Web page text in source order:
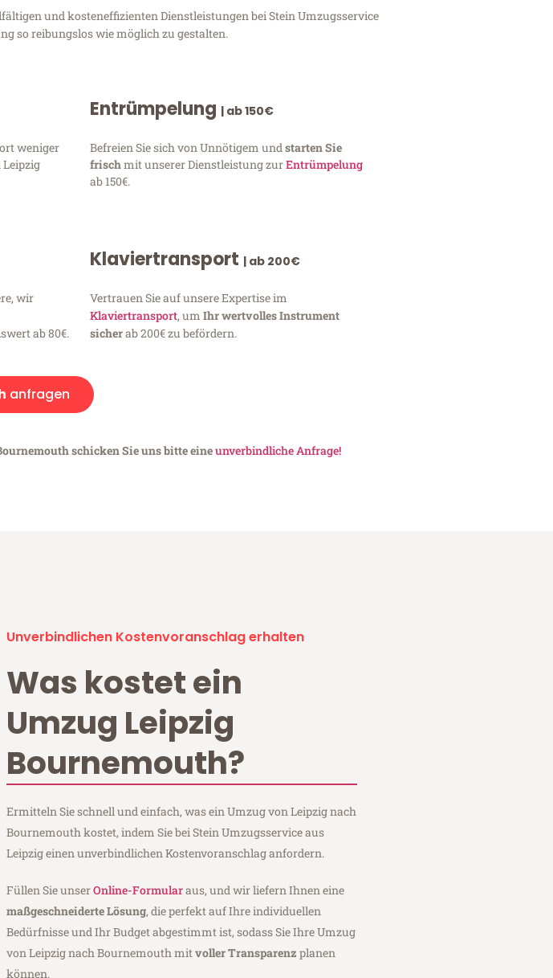
und kosteneffizienten Dienstleistungen bei Stein Umzugsservice
so reibungslos wie möglich zu gestalten.
weniger
Leipzig
Entrümpelung | ab 150€
Befreien Sie sich von Unnötigem und starten Sie
frischmit unserer Dienstleistung zurEntrümpelung
ab 150€.
wir
ab 80€.
Klaviertransport | ab 200€
Vertrauen Sie auf unsere Expertise im
Klaviertransport, um Ihr wertvolles Instrument
sicherab 200€ zu befördern.
anfragen
schicken Sie uns bitte eineunverbindliche Anfrage!
Unverbindlichen Kostenvoranschlag erhalten
Was kostet ein
Umzug Leipzig
Bournemouth?
Ermitteln Sie schnell und einfach, was ein Umzug von Leipzig nach
Bournemouth kostet, indem Sie bei Stein Umzugsservice aus
Leipzig einen unverbindlichen Kostenvoranschlag anfordern.
Füllen Sie unserOnline-Formularaus, und wir liefern Ihnen eine
maßgeschneiderte Lösung, die perfekt auf Ihre individuellen
Bedürfnisse und Ihr Budget abgestimmt ist, sodass Sie Ihre Umzug
von Leipzig nach Bournemouth mitvoller Transparenz planen
können.